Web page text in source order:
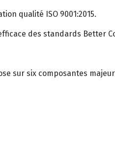
qualité ISO 9001:2015.
des standards Better
sur six composantes